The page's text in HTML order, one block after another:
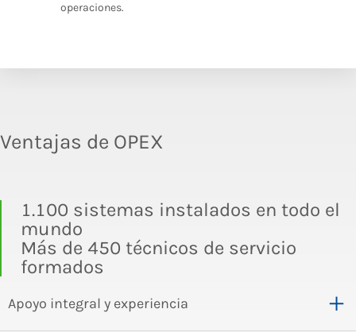
operaciones.
Ventajas de OPEX
1.100 sistemas instalados en todo el
mundo
Más de 450 técnicos de servicio
formados
Apoyo integral y experiencia